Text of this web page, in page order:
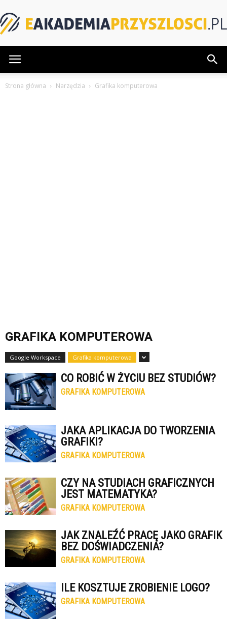
Strona główna Narzędzia Grafika komputerowa
GRAFIKA KOMPUTEROWA
Google Workspace Grafika komputerowa
CO ROBIĆ W ŻYCIU BEZ STUDIÓW?
GRAFIKA KOMPUTEROWA
JAKA APLIKACJA DO TWORZENIA
GRAFIKI?
GRAFIKA KOMPUTEROWA
CZY NA STUDIACH GRAFICZNYCH
JEST MATEMATYKA?
GRAFIKA KOMPUTEROWA
JAK ZNALEŹĆ PRACĘ JAKO GRAFIK
BEZ DOŚWIADCZENIA?
GRAFIKA KOMPUTEROWA
ILE KOSZTUJE ZROBIENIE LOGO?
GRAFIKA KOMPUTEROWA